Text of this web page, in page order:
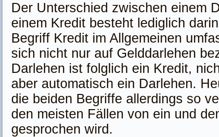
Der Unterschied zwischen einem
einem Kredit besteht lediglich
Begriff Kredit im Allgemeinen
sich nicht nur auf Gelddarlehen
Darlehen ist folglich ein Kredit,
aber automatisch ein Darlehen.
die beiden Begriffe allerdings so
den meisten Fällen von ein und
gesprochen wird.